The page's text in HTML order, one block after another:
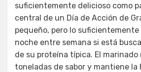
suficientemente delicioso como
central de un Día de Acción de
pequeño, pero lo
noche entre semana si está
de su proteína típica. El
toneladas de sabor y mantiene la